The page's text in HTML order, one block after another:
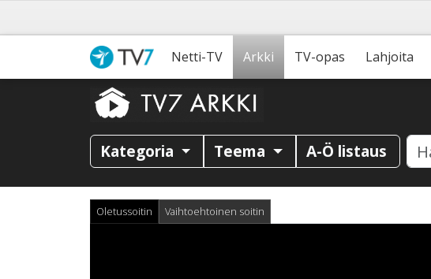
Netti-TV Arkki TV-opas Lahjoita
Kategoria Teema A-Ö listaus
Oletussoitin Vaihtoehtoinen soitin